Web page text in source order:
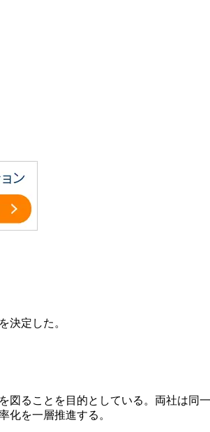
決定した。
ることを目的としている。両社は同
化を一層推進する。